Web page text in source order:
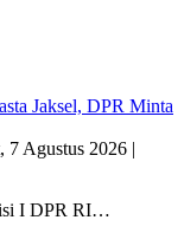
Jaksel, DPR Minta
7 Agustus 2026 |
I DPR RI…